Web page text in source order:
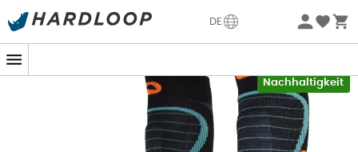
DE
Sommerangebote🔥 -5% EXTRA ab 2 Produkten* Code
Nachhaltigkeit